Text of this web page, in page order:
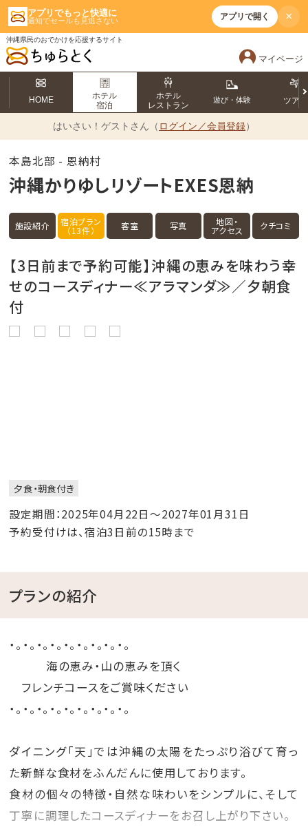
アプリでもっと快適に
通知でセールも見逃さない アプリで開く ×
沖縄県民のおでかけを応援するサイト
マイページ
HOME
ホテル
宿泊
ホテル
レストラン
遊び・体験 ツアー
はいさい！ ゲストさん（ ログイン／会員登録）
本島北部 - 恩納村
沖縄かりゆしリゾートEXES恩納
施設紹介 宿泊プラン
（13件） 客室 写真 地図・
アクセス クチコミ
【3日前まで予約可能】沖縄の恵みを味わう幸
せのコースディナー≪アラマンダ≫／夕朝食
付
夕食・朝食付き
設定期間：2025年04月22日～2027年01月31日
予約受付けは、宿泊3日前の15時まで
プランの紹介
・。・。・。・。・。・。・。・。・。
海の恵み・山の恵みを頂く
フレンチコースをご賞味ください
・。・。・。・。・。・。・。・。・。
ダイニング「天」では沖縄の太陽をたっぷり浴びて育っ
た新鮮な食材をふんだんに使用しております。
食材の個々の特徴・自然な味わいをシンプルに、そして
丁寧に調理したコースディナーをお召し上がり下さい。